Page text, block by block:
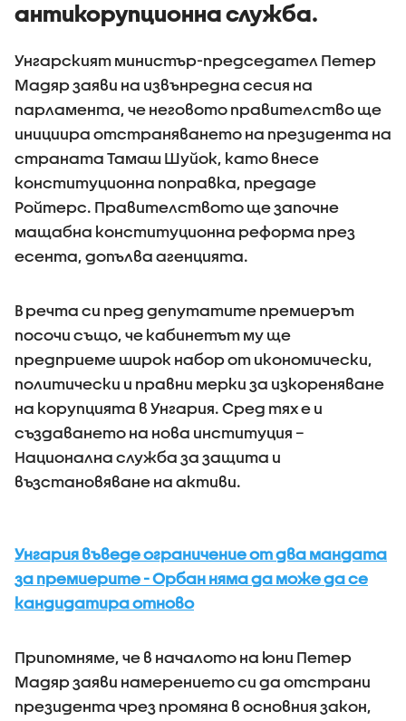
антикорупционна служба.
Унгарският министър-председател Петер
Мадяр заяви на извънредна сесия на
парламента, че неговото правителство ще
инициира отстраняването на президента на
страната Тамаш Шуйок, като внесе
конституционна поправка, предаде
Ройтерс. Правителството ще започне
мащабна конституционна реформа през
есента, допълва агенцията.
В речта си пред депутатите премиерът
посочи също, че кабинетът му ще
предприеме широк набор от икономически,
политически и правни мерки за изкореняване
на корупцията в Унгария. Сред тях е и
създаването на нова институция –
Национална служба за защита и
възстановяване на активи.
Унгария въведе ограничение от два мандата
за премиерите - Орбан няма да може да се
кандидатира отново
Припомняме, че в началото на юни Петер
Мадяр заяви намерението си да отстрани
президента чрез промяна в основния закон,